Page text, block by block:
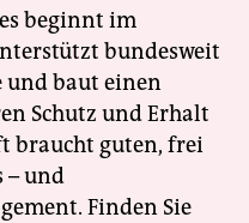
beginnt im
bundesweit
und baut einen
Schutz und Erhalt
braucht guten, frei
– und
Finden Sie